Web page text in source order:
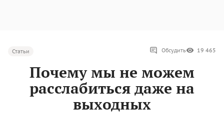
Статьи Обсудить 19 465
Почему мы не можем
расслабиться даже на
выходных